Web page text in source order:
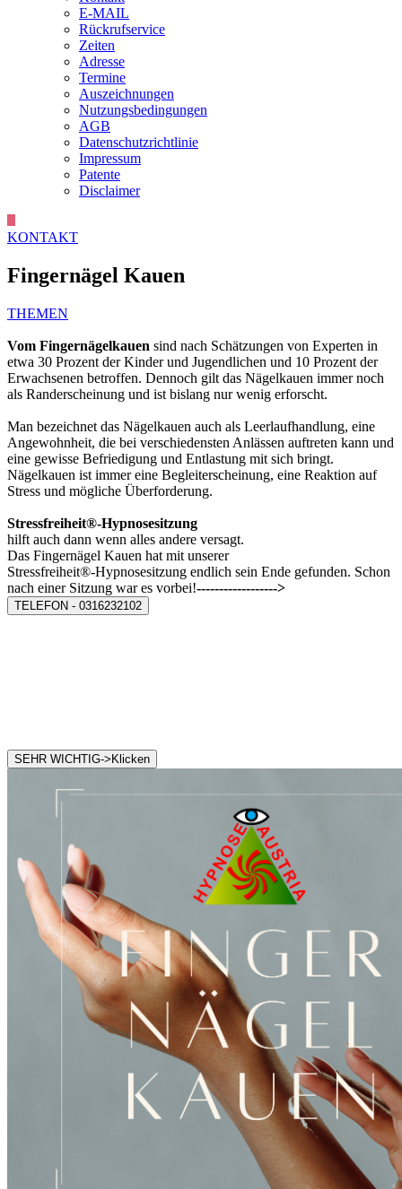
E-MAIL
Rückrufservice
Zeiten
Adresse
Termine
Auszeichnungen
Nutzungsbedingungen
AGB
Datenschutzrichtlinie
Impressum
Patente
Disclaimer
KONTAKT
Fingernägel Kauen
THEMEN
Vom Fingernägelkauen sind nach Schätzungen von Experten in
etwa 30 Prozent der Kinder und Jugendlichen und 10 Prozent der
Erwachsenen betroffen. Dennoch gilt das Nägelkauen immer noch
als Randerscheinung und ist bislang nur wenig erforscht.
Man bezeichnet das Nägelkauen auch als Leerlaufhandlung, eine
Angewohnheit, die bei verschiedensten Anlässen auftreten kann und
eine gewisse Befriedigung und Entlastung mit sich bringt.
Nägelkauen ist immer eine Begleiterscheinung, eine Reaktion auf
Stress und mögliche Überforderung.
Stressfreiheit®-Hypnosesitzung
hilft auch dann wenn alles andere versagt.
Das Fingernägel Kauen hat mit unserer
Stressfreiheit®-Hypnosesitzung endlich sein Ende gefunden. Schon
nach einer Sitzung war es vorbei!------------------>
TELEFON - 0316232102
SEHR WICHTIG->Klicken